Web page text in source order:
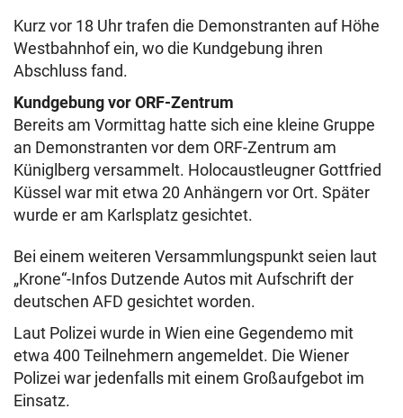
Kurz vor 18 Uhr trafen die Demonstranten auf Höhe
Westbahnhof ein, wo die Kundgebung ihren
Abschluss fand.
Kundgebung vor ORF-Zentrum
Bereits am Vormittag hatte sich eine kleine Gruppe
an Demonstranten vor dem ORF-Zentrum am
Küniglberg versammelt. Holocaustleugner Gottfried
Küssel war mit etwa 20 Anhängern vor Ort. Später
wurde er am Karlsplatz gesichtet.
Bei einem weiteren Versammlungspunkt seien laut
„Krone“-Infos Dutzende Autos mit Aufschrift der
deutschen AFD gesichtet worden.
Laut Polizei wurde in Wien eine Gegendemo mit
etwa 400 Teilnehmern angemeldet. Die Wiener
Polizei war jedenfalls mit einem Großaufgebot im
Einsatz.